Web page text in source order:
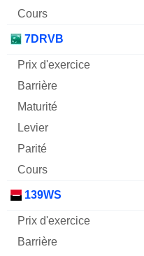
7DRVB
139WS